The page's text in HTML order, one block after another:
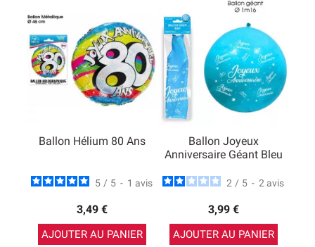
Ballon Hélium 80 Ans
5 / 5 - 1 avis
3,49 €
AJOUTER AU PANIER
Ballon Joyeux
Anniversaire Géant Bleu
2 / 5 - 2 avis
3,99 €
AJOUTER AU PANIER